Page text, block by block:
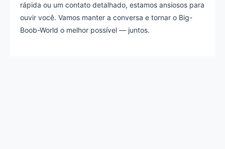
rápida ou um contato detalhado, estamos ansiosos para
ouvir você. Vamos manter a conversa e tornar o Big-
Boob-World o melhor possível — juntos.